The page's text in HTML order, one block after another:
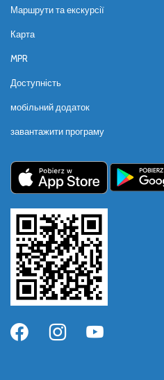
Маршрути та екскурсії
Карта
MPR
Доступність
мобільний додаток
завантажити програму